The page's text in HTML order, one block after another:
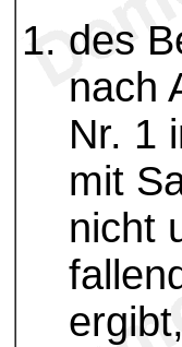
des
nach
Nr. 1
mit
nicht